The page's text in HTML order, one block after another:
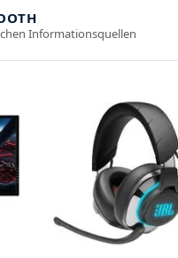
Informationsquellen